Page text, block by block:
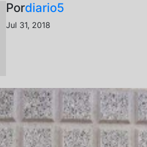
Pordiario5
Jul 31, 2018